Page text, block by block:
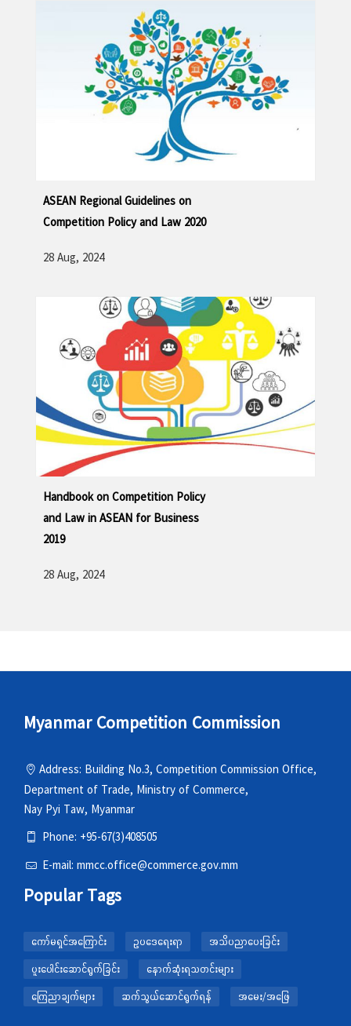
ASEAN Regional Guidelines on
Competition Policy and Law 2020
28 Aug, 2024
ဆက်လက်ဖတ်ရှု့ရန်
Handbook on Competition Policy
and Law in ASEAN for Business
2019
28 Aug, 2024
Myanmar Competition Commission
Address: Building No.3, Competition Commission Office,
Department of Trade, Ministry of Commerce,
Nay Pyi Taw, Myanmar
Phone: +95-67(3)408505
E-mail: mmcc.office@commerce.gov.mm
Popular Tags
ကော်မရှင်အကြောင်း ဥပဒေရေးရာ အသိပညာပေးခြင်း
ပူးပေါင်းဆောင်ရွက်ခြင်း နောက်ဆုံးရသတင်းများ
ကြေညာချက်များ ဆက်သွယ်ဆောင်ရွက်ရန် အမေး/အဖြေ